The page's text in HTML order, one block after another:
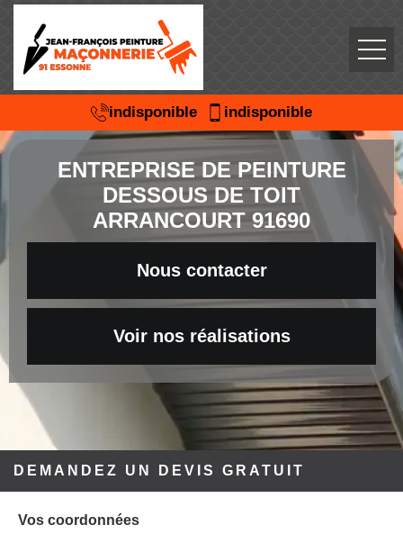
indisponible indisponible
ENTREPRISE DE PEINTURE
DESSOUS DE TOIT
ARRANCOURT 91690
Nous contacter
Voir nos réalisations
DEMANDEZ UN DEVIS GRATUIT
Vos coordonnées